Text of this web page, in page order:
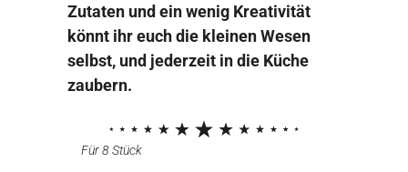
Zutaten und ein wenig Kreativität
könnt ihr euch die kleinen Wesen
selbst, und jederzeit in die Küche
zaubern.
Für 8 Stück